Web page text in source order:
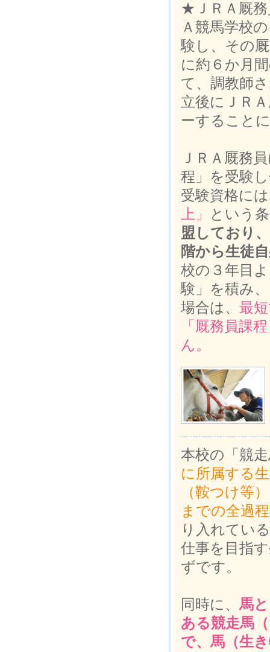
★ＪＲＡ厩
Ａ競馬学校
験し、その
に約６か月
て、調教師
立後にＪＲ
ーすること
ＪＲＡ厩務
程」を受験
受験資格に
上」
という
盟しており
階から生徒
校の３年目
験」を積み
場合は、 最
「厩務員課
ん。
本校の「競
に所属する
（鞍つけ等
までの全過程
り入れてい
仕事を目指
ずです。
同時に、 馬
ある競走馬
で、馬（生